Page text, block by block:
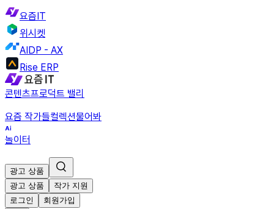
요즘IT
위시켓
AIDP - AX
Rise ERP
콘텐츠프로덕트 밸리
요즘 작가들컬렉션물어봐
놀이터
광고 상품
광고 상품
작가 지원
로그인
회원가입